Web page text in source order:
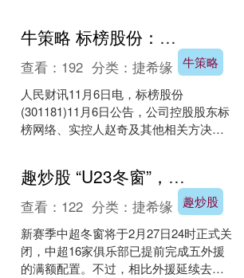
牛策略 标榜股份：终止控制权变更事项 股票明起复牌
牛策略
查看： 192 分类：捷希缘
人民财讯11月6日电，标榜股份
(301181)11月6日公告，公司控股股东标
榜网络、实控人赵奇及其他相关方决定
趣炒股 “U23冬窗”，本土潜力股的春天
趣炒股
查看： 122 分类：捷希缘
新赛季中超冬窗将于2月27日24时正式关
闭，中超16家俱乐部已提前完成五外援
的满额配置。不过，相比外援延续去年